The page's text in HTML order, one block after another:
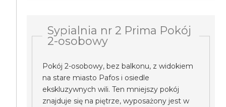
Sypialnia nr 2 Prima Pokój
2-osobowy
Pokój 2-osobowy, bez balkonu, z widokiem
na stare miasto Pafos i osiedle
ekskluzywnych wili. Ten mniejszy pokój
znajduje się na piętrze, wyposażony jest w